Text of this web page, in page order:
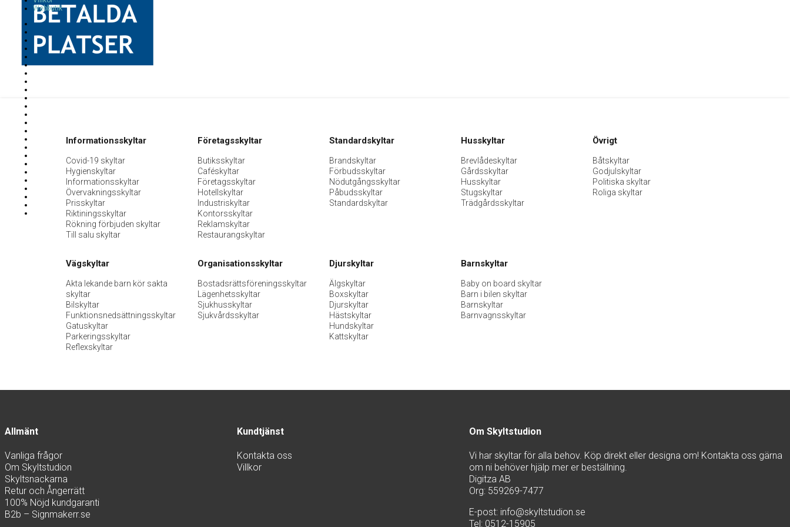
Webbutik
Informationsskyltar
Covid-19 skyltar
Hygienskyltar
Informationsskyltar
Övervakningsskyltar
Prisskyltar
Riktiningsskyltar
Rökning förbjuden skyltar
Till salu skyltar
Företagsskyltar
Butiksskyltar
Caféskyltar
Företagsskyltar
Hotellskyltar
Industriskyltar
Kontorsskyltar
Reklamskyltar
Restaurangskyltar
Standardskyltar
Brandskyltar
Förbudsskyltar
Nödutgångsskyltar
Påbudsskyltar
Standardskyltar
Husskyltar
Brevlådeskyltar
Gårdsskyltar
Husskyltar
Stugskyltar
Trädgårdsskyltar
Övrigt
Båtskyltar
Godjulskyltar
Politiska skyltar
Roliga skyltar
Vägskyltar
Akta lekande barn kör sakta
skyltar
Bilskyltar
Funktionsnedsättningsskyltar
Gatuskyltar
Parkeringsskyltar
Reflexskyltar
Organisationsskyltar
Bostadsrättsföreningsskyltar
Lägenhetsskyltar
Sjukhusskyltar
Sjukvårdsskyltar
Djurskyltar
Älgskyltar
Boxskyltar
Djurskyltar
Hästskyltar
Hundskyltar
Kattskyltar
Barnskyltar
Baby on board skyltar
Barn i bilen skyltar
Barnskyltar
Barnvagnsskyltar
Allmänt
Vanliga frågor
Om Skyltstudion
Skyltsnackarna
Retur och Ångerrätt
100% Nöjd kundgaranti
B2b – Signmakerr.se
Kundtjänst
Kontakta oss
Villkor
Om Skyltstudion
Vi har skyltar för alla behov. Köp direkt eller designa om! Kontakta oss gärna
om ni behöver hjälp mer er beställning.
Digitza AB
Org: 559269-7477
E-post: info@skyltstudion.se
Tel: 0512-15905